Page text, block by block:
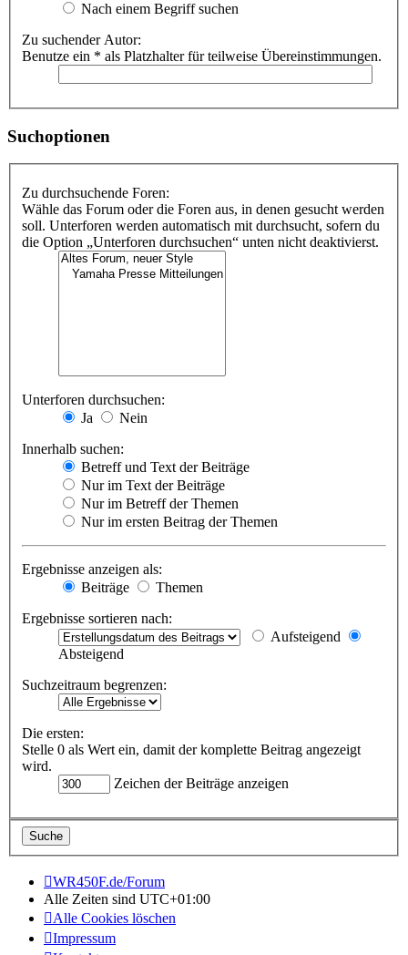
Nach einem Begriff suchen
Zu suchender Autor:
Benutze ein * als Platzhalter für teilweise Übereinstimmungen.
Suchoptionen
Zu durchsuchende Foren:
Wähle das Forum oder die Foren aus, in denen gesucht werden
soll. Unterforen werden automatisch mit durchsucht, sofern du
die Option „Unterforen durchsuchen“ unten nicht deaktivierst.
Unterforen durchsuchen:
Ja
Nein
Innerhalb suchen:
Betreff und Text der Beiträge
Nur im Text der Beiträge
Nur im Betreff der Themen
Nur im ersten Beitrag der Themen
Ergebnisse anzeigen als:
Beiträge
Themen
Ergebnisse sortieren nach:
Aufsteigend
Absteigend
Suchzeitraum begrenzen:
Die ersten:
Stelle 0 als Wert ein, damit der komplette Beitrag angezeigt
wird.
Zeichen der Beiträge anzeigen
WR450F.de/Forum
Alle Zeiten sind UTC+01:00
Alle Cookies löschen
Impressum